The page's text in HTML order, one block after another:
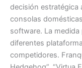
decisión estratégica
consolas
software. La medida
diferentes
competidores.